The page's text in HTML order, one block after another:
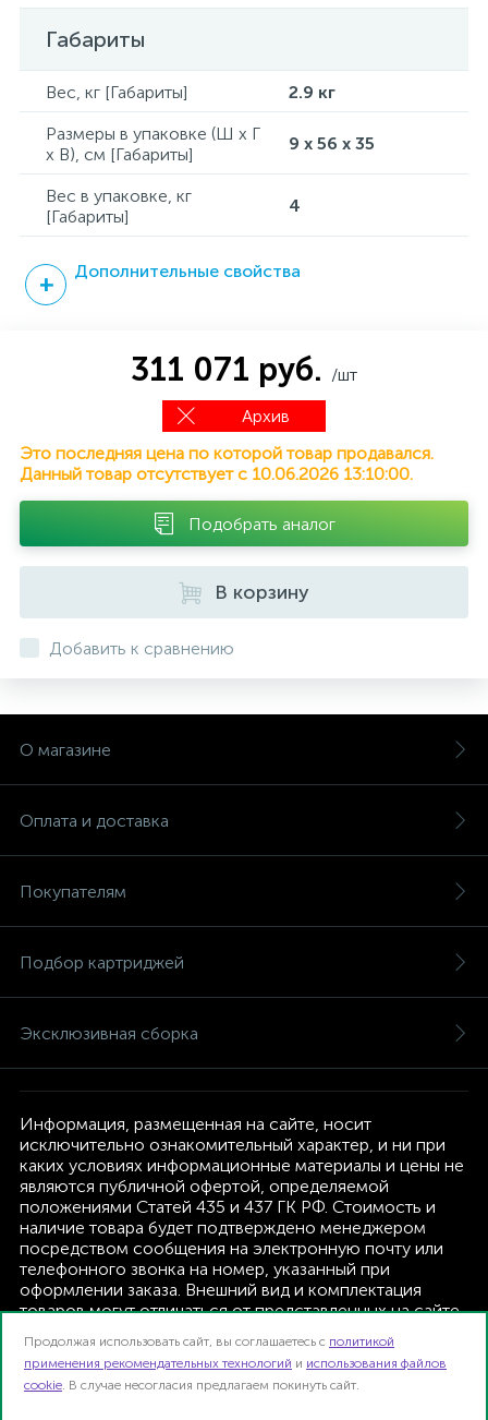
Габариты
Вес, кг [Габариты]
2.9 кг
Размеры в упаковке (Ш x Г
x В), см [Габариты]
9 x 56 x 35
Вес в упаковке, кг
[Габариты]
4
Дополнительные свойства
311 071 руб. /шт
Архив
Это последняя цена по которой товар продавался.
Данный товар отсутствует с 10.06.2026 13:10:00.
Подобрать аналог
В корзину
Добавить к сравнению
О магазине
Оплата и доставка
Покупателям
Подбор картриджей
Эксклюзивная сборка
Информация, размещенная на сайте, носит
исключительно ознакомительный характер, и ни при
каких условиях информационные материалы и цены не
являются публичной офертой, определяемой
положениями Статей 435 и 437 ГК РФ. Стоимость и
наличие товара будет подтверждено менеджером
посредством сообщения на электронную почту или
телефонного звонка на номер, указанный при
оформлении заказа. Внешний вид и комплектация
товаров могут отличаться от представленных на сайте.
текущую комплектацию, без дополнительного
уведомления.
Продолжая использовать сайт, вы соглашаетесь с политикой
применения рекомендательных технологий и использования файлов
cookie. В случае несогласия предлагаем покинуть сайт.